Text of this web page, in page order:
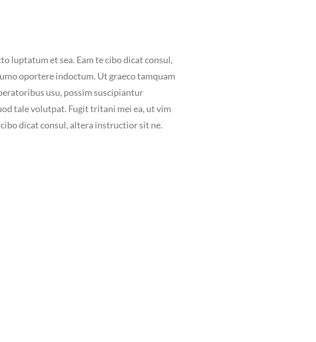
luptatum et sea. Eam te cibo dicat consul,
oportere indoctum. Ut graeco tamquam
usu, possim suscipiantur
tale volutpat. Fugit tritani mei ea, ut vim
dicat consul, altera instructior sit ne.